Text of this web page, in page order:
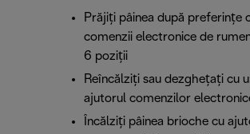
Prăjiți pâinea după preferințe
comenzii electronice de
6 poziții
Reîncălziți sau dezghețați cu
ajutorul comenzilor
Încălziți pâinea brioche cu